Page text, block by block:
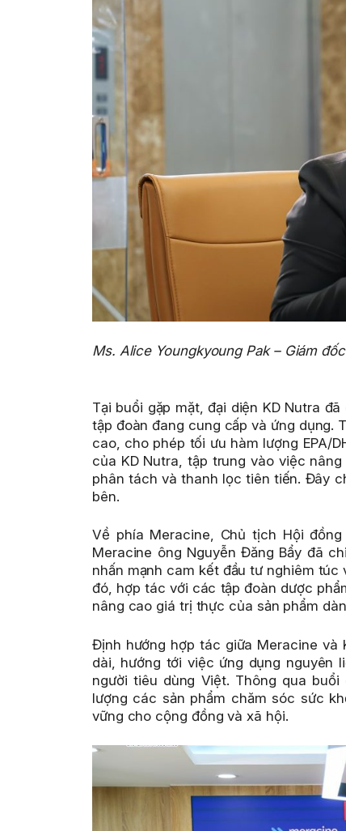
Ms. Alice Youngkyoung Pak– Giám
Tại buổi gặp mặt, đại diện KD Nutra
tập đoàn đang cung cấp và ứng dụng.
cao, cho phép tối ưu hàm lượng EPA/
của KD Nutra, tập trung vào việc
phân tách và thanh lọc tiên tiến. Đây
bên.
Về phía Meracine, Chủ tịch Hội
Meracine ông Nguyễn Đăng Bẩy đã
nhấn mạnh cam kết đầu tư nghiêm
đó, hợp tác với các tập đoàn dược
nâng cao giá trị thực của sản phẩm
Định hướng hợp tác giữa Meracine và
dài, hướng tới việc ứng dụng nguyên
người tiêu dùng Việt. Thông qua buổi
lượng các sản phẩm chăm sóc sức
vững cho cộng đồng và xã hội.